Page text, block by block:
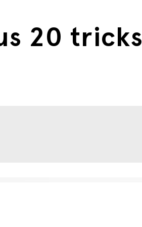
20 tricks